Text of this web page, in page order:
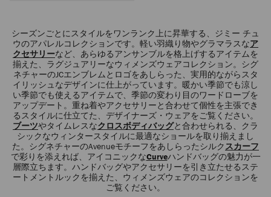
シーズンごとにスタイルをワンランク上に昇華する、ジミー チュ
ウのアパレルコレクションです。軽い羽織り物やグラマラスなア
クセサリーなど、あらゆるアンサンブルを格上げするアイテムを
揃えた、ラグジュアリーなウィメンズウェアコレクション。シグ
ネチャーのJCエンブレムとロゴをあしらった、実用的ながらスタ
イリッシュなデザインに仕上がっています。暖かい季節でも涼し
い季節でも使えるアイテムで、季節の変わり目のワードローブを
アップデート。重ね着やアクセサリーと合わせて個性を主張でき
るスタイルに仕立てた、デザイナーズ・ウェアをご覧ください。
ブーツやタイムレスなクロスボディバッグと合わせられる、クラ
シックなウィンタースタイルに最適なショールを取り揃えまし
た。シグネチャーのAvenueモチーフをあしらったシルクスカーフ
で彩りを添えれば、アイコニックなCurveハンドバッグの魅力が一
層際立ちます。ハンドバッグやアクセサリーを引き立たせるステ
ートメントルックを揃えた、ウィメンズウェアのコレクションを
ご覧ください。